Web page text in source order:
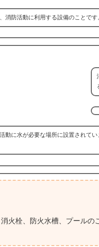
消防活動に利用する設備のことです
動に水が必要な場所に設置されて
火栓、防火水槽、プールの